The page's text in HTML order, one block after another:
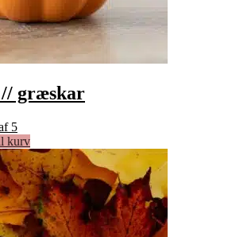
græskar
5
kurv